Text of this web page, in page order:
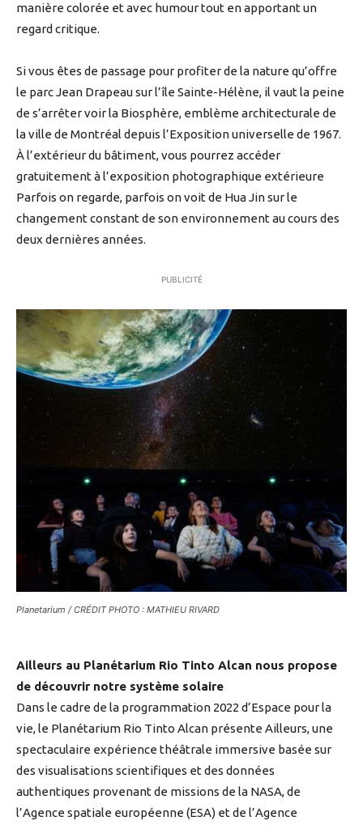
manière colorée et avec humour tout en apportant un
regard critique.
Si vous êtes de passage pour profiter de la nature qu’offre
le parc Jean Drapeau sur l’île Sainte-Hélène, il vaut la peine
de s’arrêter voir la Biosphère, emblème architecturale de
la ville de Montréal depuis l’Exposition universelle de 1967.
À l’extérieur du bâtiment, vous pourrez accéder
gratuitement à l’exposition photographique extérieure
Parfois on regarde, parfois on voit de Hua Jin sur le
changement constant de son environnement au cours des
deux dernières années.
PUBLICITÉ
Planetarium / CRÉDIT PHOTO : MATHIEU RIVARD
Ailleurs au Planétarium Rio Tinto Alcan nous propose
de découvrir notre système solaire
Dans le cadre de la programmation 2022 d’Espace pour la
vie, le Planétarium Rio Tinto Alcan présente Ailleurs, une
spectaculaire expérience théâtrale immersive basée sur
des visualisations scientifiques et des données
authentiques provenant de missions de la NASA, de
l’Agence spatiale européenne (ESA) et de l’Agence